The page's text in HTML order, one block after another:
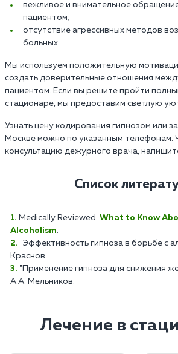
вежливое и внимательное
пациентом;
отсутствие агрессивных методов
больных.
Мы используем положительную
создать доверительные отношения
пациентом. Если вы решите пройти
стационаре, мы предоставим светлую
Узнать цену кодирования гипнозом или
Москве можно по указанным телефонам.
консультацию дежурного врача,
Список
Medically Reviewed. What to Know
Alcoholism.
"Эффективность гипноза в борьбе с
Краснов.
"Применение гипноза для снижения
А.А. Мельников.
Лечение в